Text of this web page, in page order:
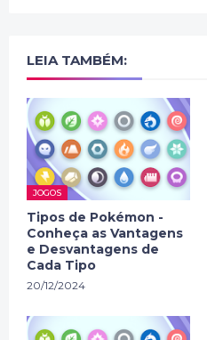
LEIA TAMBÉM:
JOGOS
Tipos de Pokémon -
Conheça as Vantagens
e Desvantagens de
Cada Tipo
20/12/2024